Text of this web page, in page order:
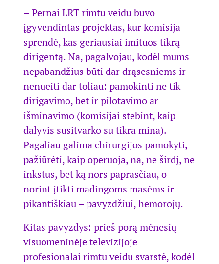
– Pernai LRT rimtu veidu buvo
įgyvendintas projektas, kur komisija
sprendė, kas geriausiai imituos tikrą
dirigentą. Na, pagalvojau, kodėl mums
nepabandžius būti dar drąsesniems ir
nenueiti dar toliau: pamokinti ne tik
dirigavimo, bet ir pilotavimo ar
išminavimo (komisijai stebint, kaip
dalyvis susitvarko su tikra mina).
Pagaliau galima chirurgijos pamokyti,
pažiūrėti, kaip operuoja, na, ne širdį, ne
inkstus, bet ką nors paprasčiau, o
norint įtikti madingoms masėms ir
pikantiškiau – pavyzdžiui, hemorojų.
Kitas pavyzdys: prieš porą mėnesių
visuomeninėje televizijoje
profesionalai rimtu veidu svarstė, kodėl